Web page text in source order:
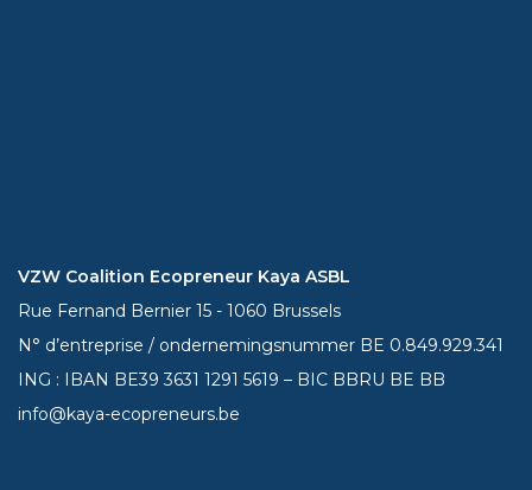
VZW Coalition Ecopreneur Kaya ASBL
Rue Fernand Bernier 15 - 1060 Brussels
N° d’entreprise / ondernemingsnummer BE 0.849.929.341
ING : IBAN BE393631 1291 5619 – BIC BBRU BE BB
info@kaya-ecopreneurs.be